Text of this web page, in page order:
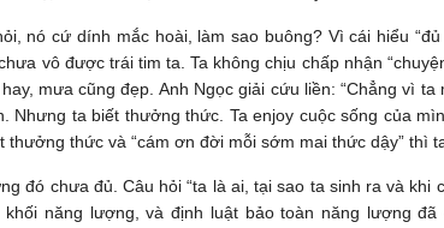
nó cứ dính mắc hoài, làm sao buông? Vì cái hiểu
vô được trái tim ta. Ta không chịu chấp nhận
mưa cũng đẹp. Anh Ngọc giải cứu liền: “Chẳng vì
Nhưng ta biết thưởng thức. Ta enjoy cuộc sống của
thưởng thức và “cám ơn đời mỗi sớm mai thức dậy” thì
đó chưa đủ. Câu hỏi “ta là ai, tại sao ta sinh ra và khi
khối năng lượng, và định luật bảo toàn năng lượng